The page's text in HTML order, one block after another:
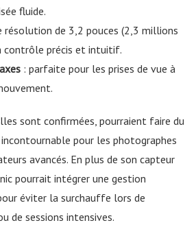
fluide.
de 3,2 pouces (2,3 millions
contrôle précis et intuitif.
: parfaite pour les prises de vue à
sont confirmées, pourraient faire du
pour les photographes
avancés. En plus de son capteur
pourrait intégrer une gestion
éviter la surchauffe lors de
de sessions intensives.